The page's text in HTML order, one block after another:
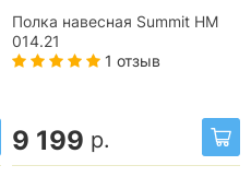
Полка навесная Summit НМ
014.21
1 отзыв
9 199 р.